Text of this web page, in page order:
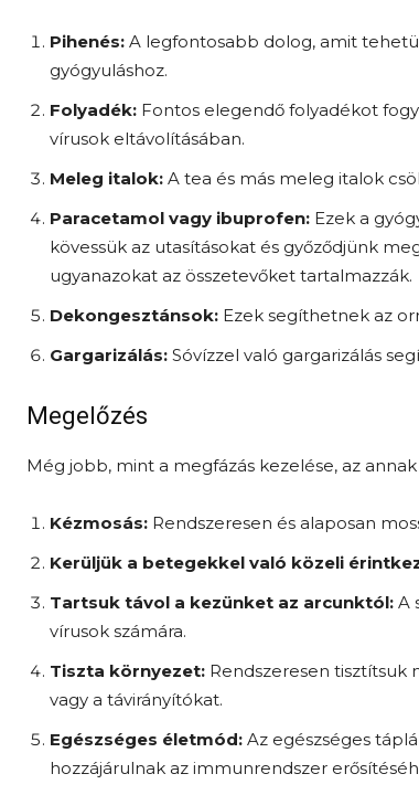
Pihenés: A legfontosabb dolog, amit
gyógyuláshoz.
Folyadék: Fontos elegendő folyadékot
vírusok eltávolításában.
Meleg italok: A tea és más meleg italok
Paracetamol vagy ibuprofen: Ezek a
kövessük az utasításokat és győződjünk
ugyanazokat az összetevőket tartalmazzák.
Dekongesztánsok: Ezek segíthetnek az
Gargarizálás: Sóvízzel való gargarizálás
Megelőzés
Még jobb, mint a megfázás kezelése, az
Kézmosás: Rendszeresen és alaposan
Kerüljük a betegekkel való közeli
Tartsuk távol a kezünket az arcunktól: A
vírusok számára.
Tiszta környezet: Rendszeresen
vagy a távirányítókat.
Egészséges életmód: Az egészséges
hozzájárulnak az immunrendszer